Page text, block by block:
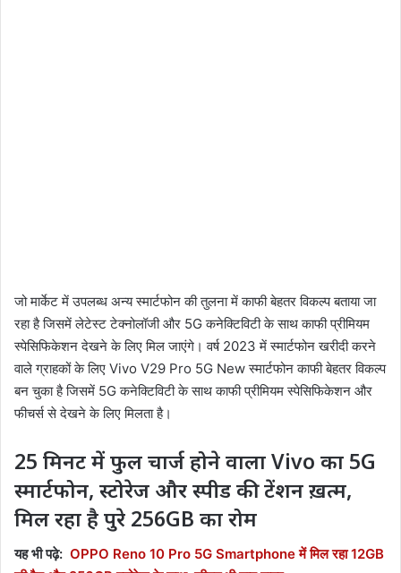
जो मार्केट में उपलब्ध अन्य स्मार्टफोन की तुलना में काफी बेहतर विकल्प बताया जा
रहा है जिसमें लेटेस्ट टेक्नोलॉजी और 5G कनेक्टिविटी के साथ काफी प्रीमियम
स्पेसिफिकेशन देखने के लिए मिल जाएंगे। वर्ष 2023 में स्मार्टफोन खरीदी करने
वाले ग्राहकों के लिए Vivo V29 Pro 5G New स्मार्टफोन काफी बेहतर विकल्प
बन चुका है जिसमें 5G कनेक्टिविटी के साथ काफी प्रीमियम स्पेसिफिकेशन और
फीचर्स से देखने के लिए मिलता है।
25 मिनट में फुल चार्ज होने वाला Vivo का 5G
स्मार्टफोन, स्टोरेज और स्पीड की टेंशन ख़त्म,
मिल रहा है पुरे 256GB का रोम
यह भी पढ़े: OPPO Reno 10 Pro 5G Smartphone में मिल रहा 12GB